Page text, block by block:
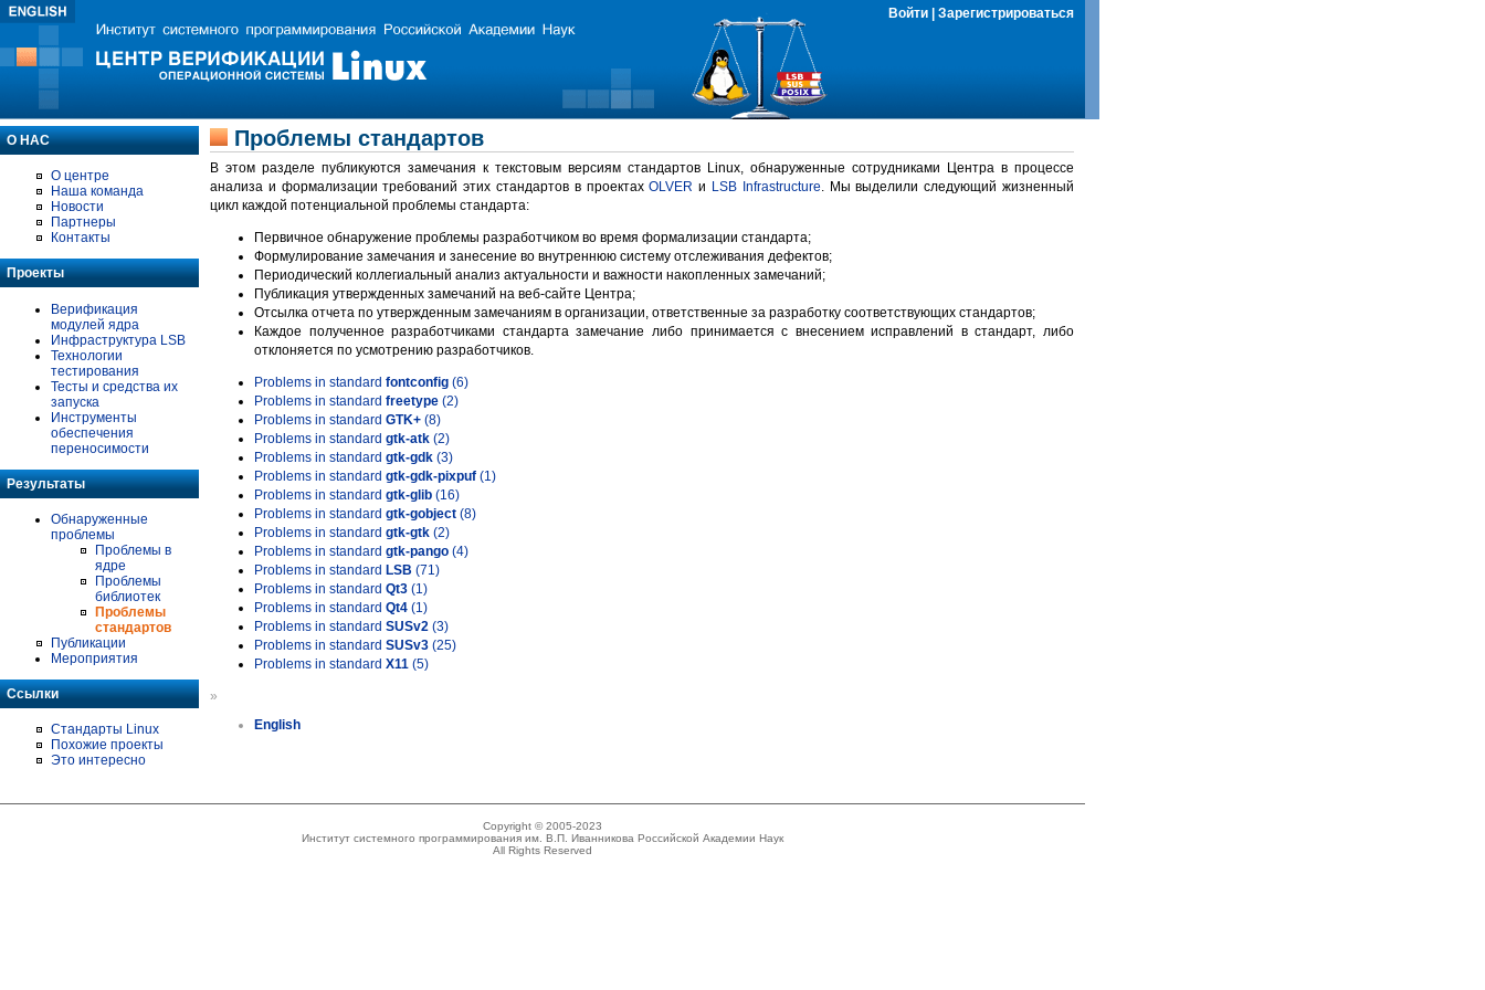
Войти Зарегистрироваться
О НАС
О центре
Наша команда
Новости
Партнеры
Контакты
Проекты
Верификация
модулей ядра
Инфраструктура LSB
Технологии
тестирования
Тесты и средства их
запуска
Инструменты
обеспечения
переносимости
Результаты
Обнаруженные
проблемы
Проблемы в
ядре
Проблемы
библиотек
Проблемы
стандартов
Публикации
Мероприятия
Ссылки
Стандарты Linux
Похожие проекты
Это интересно
Проблемы стандартов
В этом разделе публикуются замечания к текстовым версиям стандартов Linux, обнаруженные сотрудниками Центра в процессе
анализа и формализации требований этих стандартов в проектахOLVER и LSB Infrastructure. Мы выделили следующий жизненный
цикл каждой потенциальной проблемы стандарта:
Первичное обнаружение проблемы разработчиком во время формализации стандарта;
Формулирование замечания и занесение во внутреннюю систему отслеживания дефектов;
Периодический коллегиальный анализ актуальности и важности накопленных замечаний;
Публикация утвержденных замечаний на веб-сайте Центра;
Отсылка отчета по утвержденным замечаниям в организации, ответственные за разработку соответствующих стандартов;
Каждое полученное разработчиками стандарта замечание либо принимается с внесением исправлений в стандарт, либо
отклоняется по усмотрению разработчиков.
Problems in standard fontconfig (6)
Problems in standard freetype (2)
Problems in standard GTK+ (8)
Problems in standard gtk-atk (2)
Problems in standard gtk-gdk (3)
Problems in standard gtk-gdk-pixpuf (1)
Problems in standard gtk-glib (16)
Problems in standard gtk-gobject (8)
Problems in standard gtk-gtk (2)
Problems in standard gtk-pango (4)
Problems in standard LSB (71)
Problems in standard Qt3 (1)
Problems in standard Qt4 (1)
Problems in standard SUSv2 (3)
Problems in standard SUSv3 (25)
Problems in standard X11 (5)
»
English
Copyright © 2005-2023
Институт системного программирования им. В.П. Иванникова Российской Академии Наук
All Rights Reserved